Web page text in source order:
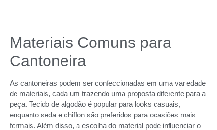
Materiais Comuns para
Cantoneira
As cantoneiras podem ser confeccionadas em uma variedade
de materiais, cada um trazendo uma proposta diferente para a
peça. Tecido de algodão é popular para looks casuais,
enquanto seda e chiffon são preferidos para ocasiões mais
formais. Além disso, a escolha do material pode influenciar o